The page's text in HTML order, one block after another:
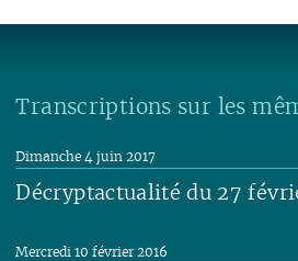
Transcriptions sur les
Décryptactualité du 27
Dimanche 4 juin 2017
Mercredi 10 février 2016